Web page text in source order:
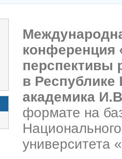
конференция
перспективы
в Республике
академика
формате на
университета